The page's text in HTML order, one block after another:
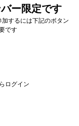
ー限定です
するには下記のボタン
です
ログイン